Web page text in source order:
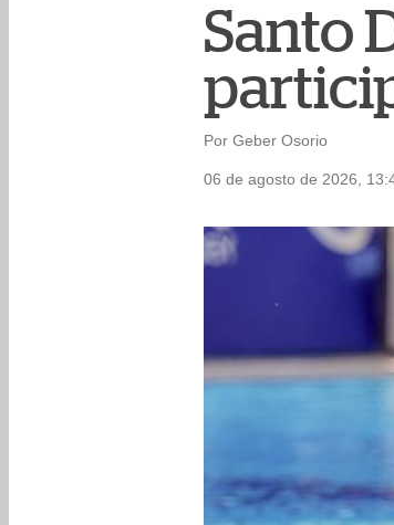
Santo
Por Geber Osorio
06 de agosto de 2026,